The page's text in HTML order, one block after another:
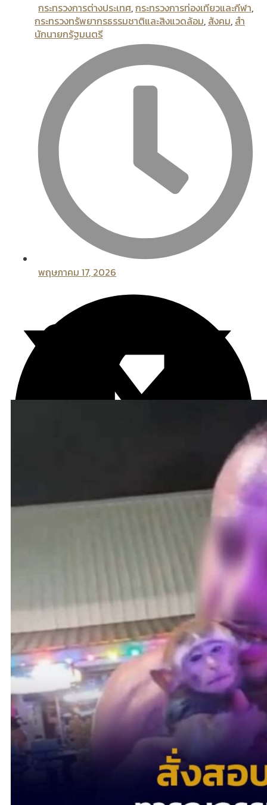
กระทรวงการต่างประเทศ,กระทรวงการท่องเทียวและกีฬา,
กระทรวงทรัพยากรธรรมชาติและสิงแวดล้อม, สังคม, สํา
นักนายกรัฐมนตรี
พฤษภาคม 17, 2026